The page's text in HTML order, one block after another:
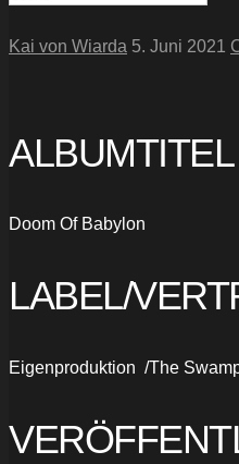
Kai von Wiarda 5. Juni 2021
ALBUMTITEL
Doom Of Babylon
LABEL/
Eigenproduktion /The